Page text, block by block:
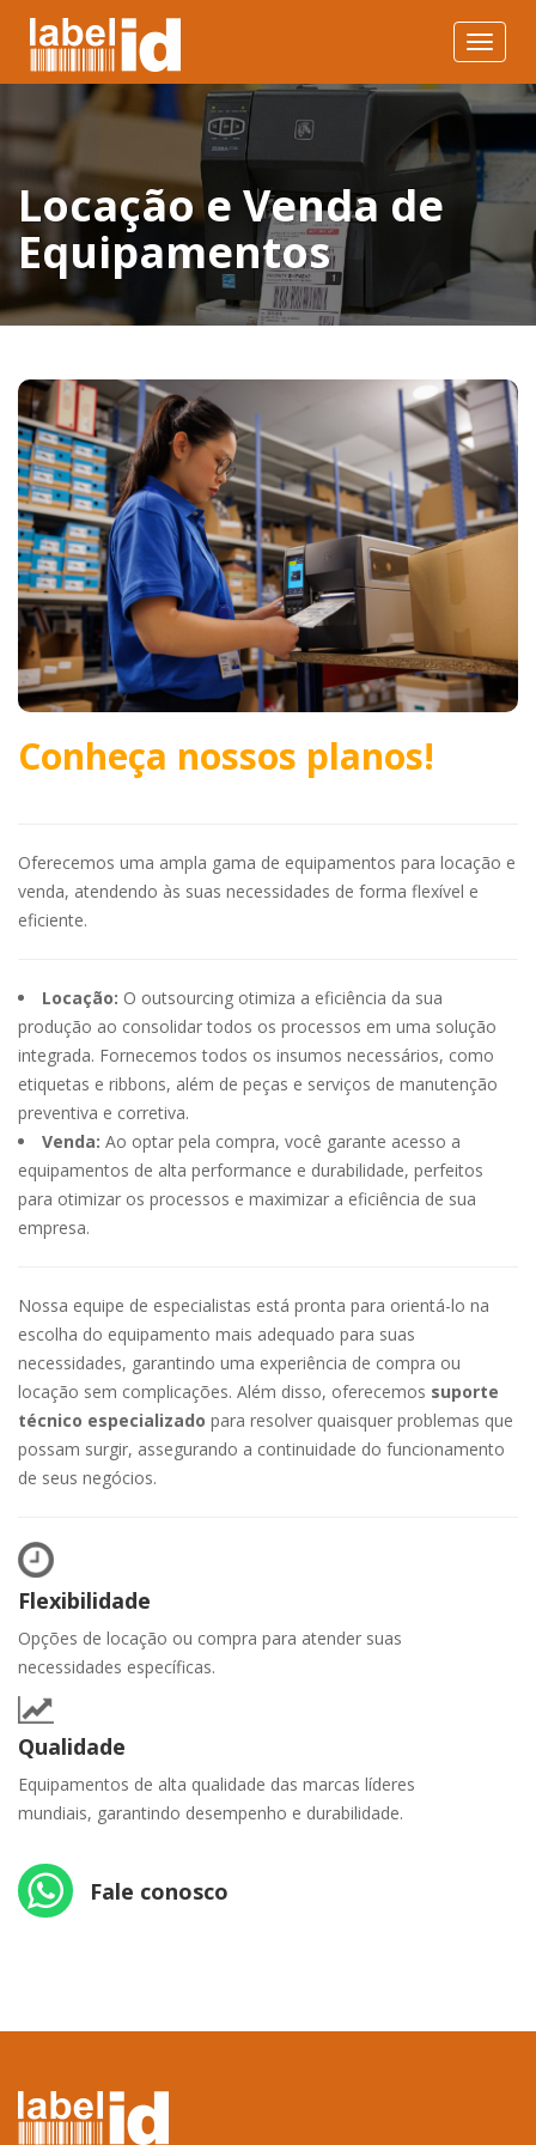
Toggle
Locação e Venda de
Equipamentos
Conheça nossos planos!
Oferecemos uma ampla gama de equipamentos para locação e
venda, atendendo às suas necessidades de forma flexível e
eficiente.
Locação: O outsourcing otimiza a eficiência da sua
produção ao consolidar todos os processos em uma solução
integrada. Fornecemos todos os insumos necessários, como
etiquetas e ribbons, além de peças e serviços de manutenção
preventiva e corretiva.
Venda: Ao optar pela compra, você garante acesso a
equipamentos de alta performance e durabilidade, perfeitos
para otimizar os processos e maximizar a eficiência de sua
empresa.
Nossa equipe de especialistas está pronta para orientá-lo na
escolha do equipamento mais adequado para suas
necessidades, garantindo uma experiência de compra ou
locação sem complicações. Além disso, oferecemos suporte
técnico especializado para resolver quaisquer problemas que
possam surgir, assegurando a continuidade do funcionamento
de seus negócios.
Flexibilidade
Opções de locação ou compra para atender suas
necessidades específicas.
Qualidade
Equipamentos de alta qualidade das marcas líderes
mundiais, garantindo desempenho e durabilidade.
Fale conosco